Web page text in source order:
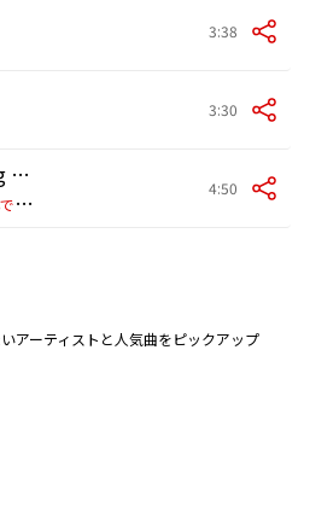
3:38
3:30
百鬼蛇行 featuring 綾 (CV:柿原徹也) & 唯 (CV:山下大輝)
家
の裏でマンボウが死んでるP
4:50
アーティストと人気曲をピックアップ